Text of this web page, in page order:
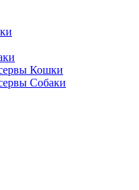
Кошки
Собаки